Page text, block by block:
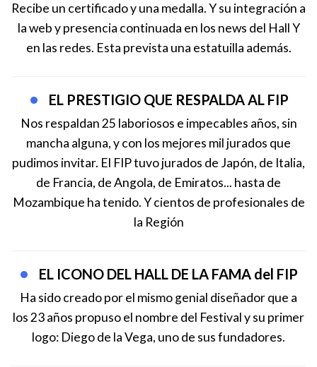
Recibe un certificado y una medalla. Y su integración a
la web y presencia continuada en los news del Hall Y
en las redes. Esta prevista una estatuilla además.
EL PRESTIGIO QUE RESPALDA AL FIP
Nos respaldan 25 laboriosos e impecables años, sin
mancha alguna, y con los mejores mil jurados que
pudimos invitar. El FIP tuvo jurados de Japón, de Italia,
de Francia, de Angola, de Emiratos... hasta de
Mozambique ha tenido. Y cientos de profesionales de
la Región
EL ICONO DEL HALL DE LA FAMA del FIP
Ha sido creado por el mismo genial diseñador que a
los 23 años propuso el nombre del Festival y su primer
logo: Diego de la Vega, uno de sus fundadores.